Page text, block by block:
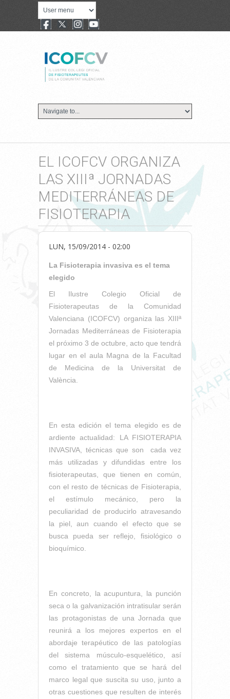
EL ICOFCV ORGANIZA
LAS XIIIª JORNADAS
MEDITERRÁNEAS DE
FISIOTERAPIA
LUN, 15/09/2014 - 02:00
La Fisioterapia invasiva es el tema
elegido
El Ilustre Colegio Oficial de
Fisioterapeutas de la Comunidad
Valenciana (ICOFCV) organiza las XIIIª
Jornadas Mediterráneas de Fisioterapia
el próximo 3 de octubre, acto que tendrá
lugar en el aula Magna de la Facultad
de Medicina de la Universitat de
València.
En esta edición el tema elegido es de
ardiente actualidad: LA FISIOTERAPIA
INVASIVA, técnicas que son cada vez
más utilizadas y difundidas entre los
fisioterapeutas, que tienen en común,
con el resto de técnicas de Fisioterapia,
el estímulo mecánico, pero la
peculiaridad de producirlo atravesando
la piel, aun cuando el efecto que se
busca pueda ser reflejo, fisiológico o
bioquímico.
En concreto, la acupuntura, la punción
seca o la galvanización intratisular serán
las protagonistas de una Jornada que
reunirá a los mejores expertos en el
abordaje terapéutico de las patologías
del sistema músculo-esquelético, así
como el tratamiento que se hará del
marco legal que suscita su uso, junto a
otras cuestiones que resulten de interés